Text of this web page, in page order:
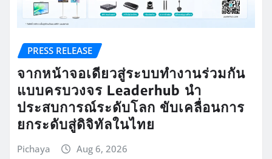
PRESS RELEASE
จากหน้าจอเดียวสู่ระบบทำงานร่วมกัน
แบบครบวงจร Leaderhub นำ
ประสบการณ์ระดับโลก ขับเคลื่อนการ
ยกระดับสู่ดิจิทัลในไทย
Pichaya Aug 6, 2026